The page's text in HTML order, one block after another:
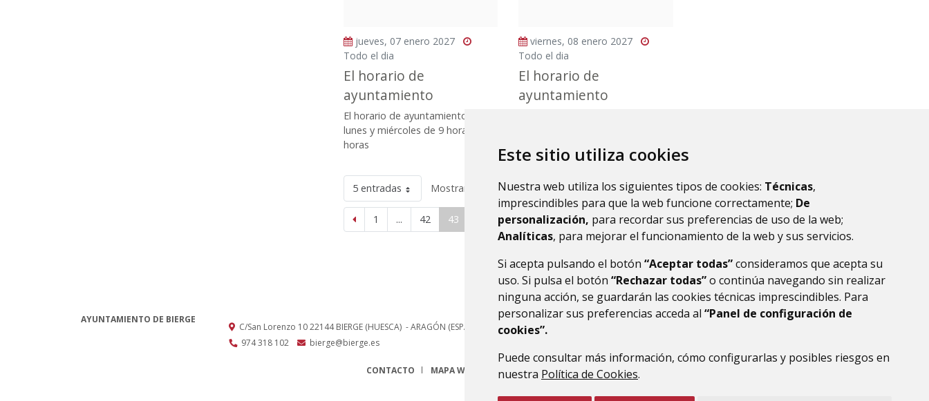
Este sitio utiliza cookies
Nuestra web utiliza los siguientes tipos de cookies: Técnicas,
imprescindibles para que la web funcione correctamente; De
personalización, para recordar sus preferencias de uso de la web;
Analíticas, para mejorar el funcionamiento de la web y sus servicios.
Si acepta pulsando el botón “Aceptar todas”consideramos que acepta su
uso. Si pulsa el botón “Rechazar todas”o continúa navegando sin realizar
ninguna acción, se guardarán las cookies técnicas imprescindibles. Para
personalizar sus preferencias acceda al “Panel de configuración de
cookies”.
Puede consultar más información, cómo configurarlas y posibles riesgos en
nuestra Política de Cookies.
jueves, 07 enero 2027
Todo el dia
El horario de
ayuntamiento
El horario de ayuntamiento es
lunes y miércoles de 9 horas a 14
horas
viernes, 08 enero 2027
Todo el dia
El horario de
ayuntamiento
5 entradas Mostrando el intervalo 211 - 215 de 365 resultados.
1 ... 42 43 ... 73
AYUNTAMIENTO DE BIERGE
C/San Lorenzo 1022144 BIERGE (HUESCA) - ARAGÓN (ESPAÑA)
974 318 102
bierge@bierge.es
CONTACTO MAPA WEB AVISO LEGAL PROTECCIÓN DE DATOS